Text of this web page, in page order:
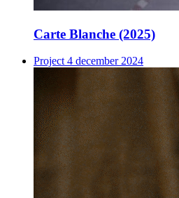
Carte Blanche (2025)
Project 4 december 2024